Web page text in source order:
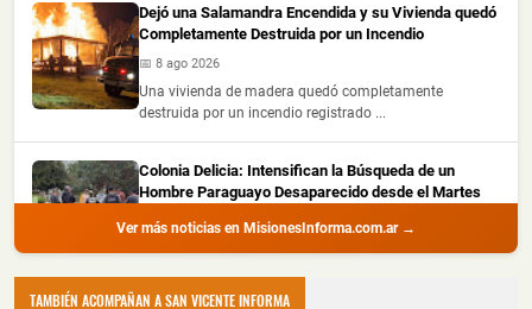
Dejó una Salamandra Encendida y su Vivienda quedó
Completamente Destruida por un Incendio
📅 8 ago 2026
Una vivienda de madera quedó completamente
destruida por un incendio registrado ...
Colonia Delicia: Intensifican la Búsqueda de un
Hombre Paraguayo Desaparecido desde el Martes
📅 8 ago 2026
Ver más noticias en MisionesInforma.com.ar →
TAMBIÉN ACOMPAÑAN A SAN VICENTE INFORMA